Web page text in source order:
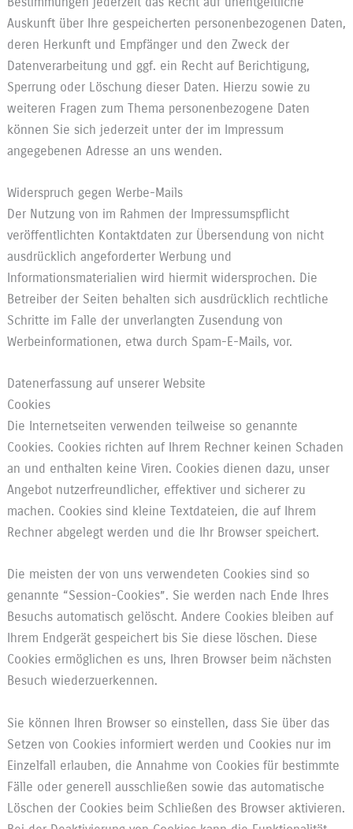
Auskunft über Ihre gespeicherten personenbezogenen Daten,
deren Herkunft und Empfänger und den Zweck der
Datenverarbeitung und ggf. ein Recht auf Berichtigung,
Sperrung oder Löschung dieser Daten. Hierzu sowie zu
weiteren Fragen zum Thema personenbezogene Daten
können Sie sich jederzeit unter der im Impressum
angegebenen Adresse an uns wenden.
Widerspruch gegen Werbe-Mails
Der Nutzung von im Rahmen der Impressumspflicht
veröffentlichten Kontaktdaten zur Übersendung von nicht
ausdrücklich angeforderter Werbung und
Informationsmaterialien wird hiermit widersprochen. Die
Betreiber der Seiten behalten sich ausdrücklich rechtliche
Schritte im Falle der unverlangten Zusendung von
Werbeinformationen, etwa durch Spam-E-Mails, vor.
Datenerfassung auf unserer Website
Cookies
Die Internetseiten verwenden teilweise so genannte
Cookies. Cookies richten auf Ihrem Rechner keinen Schaden
an und enthalten keine Viren. Cookies dienen dazu, unser
Angebot nutzerfreundlicher, effektiver und sicherer zu
machen. Cookies sind kleine Textdateien, die auf Ihrem
Rechner abgelegt werden und die Ihr Browser speichert.
Die meisten der von uns verwendeten Cookies sind so
genannte “Session-Cookies”. Sie werden nach Ende Ihres
Besuchs automatisch gelöscht. Andere Cookies bleiben auf
Ihrem Endgerät gespeichert bis Sie diese löschen. Diese
Cookies ermöglichen es uns, Ihren Browser beim nächsten
Besuch wiederzuerkennen.
Sie können Ihren Browser so einstellen, dass Sie über das
Setzen von Cookies informiert werden und Cookies nur im
Einzelfall erlauben, die Annahme von Cookies für bestimmte
Fälle oder generell ausschließen sowie das automatische
Löschen der Cookies beim Schließen des Browser aktivieren.